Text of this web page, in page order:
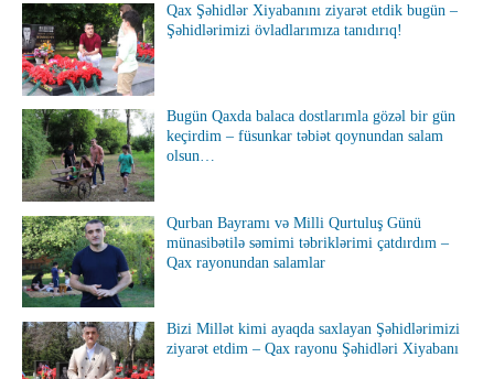
Qax Şəhidlər Xiyabanını ziyarət etdik bugün –
Şəhidlərimizi övladlarımıza tanıdırıq!
Bugün Qaxda balaca dostlarımla gözəl bir gün
keçirdim – füsunkar təbiət qoynundan salam
olsun…
Qurban Bayramı və Milli Qurtuluş Günü
münasibətilə səmimi təbriklərimi çatdırdım –
Qax rayonundan salamlar
Bizi Millət kimi ayaqda saxlayan Şəhidlərimizi
ziyarət etdim – Qax rayonu Şəhidləri Xiyabanı